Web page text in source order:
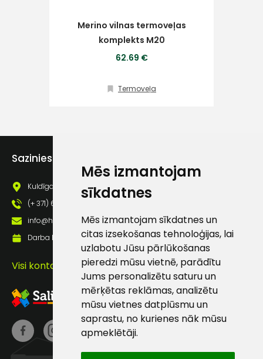
Mēs izmantojam
sīkdatnes
Mēs izmantojam sīkdatnes un
citas izsekošanas tehnoloģijas, lai
uzlabotu Jūsu pārlūkošanas
pieredzi mūsu vietnē, parādītu
Jums personalizētu saturu un
mērķētas reklāmas, analizētu
mūsu vietnes datplūsmu un
saprastu, no kurienes nāk mūsu
apmeklētāji.
Merino vilnas termoveļas
komplekts M20
62.69 €
Termoveļa
Sazinies ar mums
Kuldīgas iela 69a, Saldus, Saldus nov., LV - 3801
(+ 371) 63 881 186
info@hards.lv
Darba laiks: Darbadienās: 8:00 - 17:00
Visi kontakti
Klientu
(+371) 63 881
186
info@hards.lv